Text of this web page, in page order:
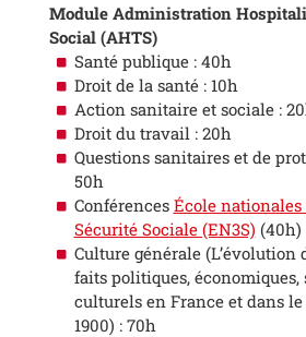
Module Administration
Social (AHTS)
Santé publique : 40h
Droit de la santé : 10h
Action sanitaire et sociale :
Droit du travail : 20h
Questions sanitaires et de
50h
Conférences École
Sécurité Sociale (EN3S) (40h)
Culture générale (L’évolution
faits politiques, économiques,
culturels en France et dans
1900) : 70h